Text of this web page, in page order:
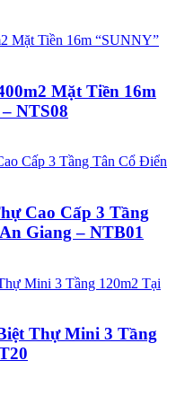
Mặt Tiền 16m
NTS08
Cao Cấp 3 Tầng
Giang – NTB01
Thự Mini 3 Tầng